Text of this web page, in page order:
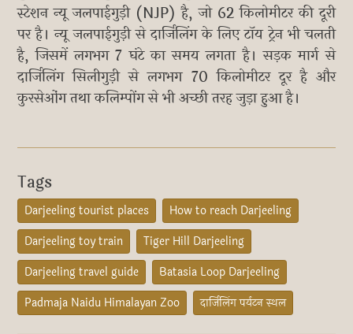
स्टेशन न्यू जलपाईगुड़ी (NJP) है, जो 62 किलोमीटर की दूरी
पर है। न्यू जलपाईगुड़ी से दार्जिलिंग के लिए टॉय ट्रेन भी चलती
है, जिसमें लगभग 7 घंटे का समय लगता है। सड़क मार्ग से
दार्जिलिंग सिलीगुड़ी से लगभग 70 किलोमीटर दूर है और
कुरसेओंग तथा कलिम्पोंग से भी अच्छी तरह जुड़ा हुआ है।
Tags
Darjeeling tourist places
How to reach Darjeeling
Darjeeling toy train
Tiger Hill Darjeeling
Darjeeling travel guide
Batasia Loop Darjeeling
Padmaja Naidu Himalayan Zoo
दार्जिलिंग पर्यटन स्थल